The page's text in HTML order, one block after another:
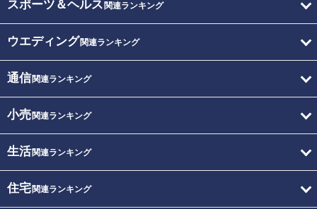
スポーツ＆ヘルス 関連ランキング
ウエディング関連ランキング
通信関連ランキング
小売関連ランキング
生活関連ランキング
住宅関連ランキング